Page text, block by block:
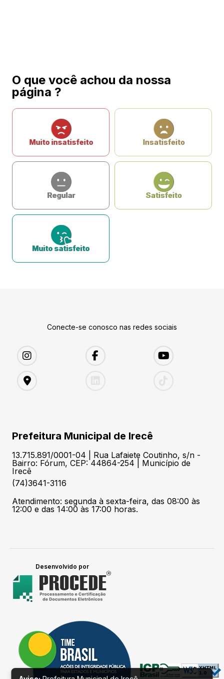
O que você achou da nossa
página ?
Muito insatisfeito Insatisfeito
Regular Satisfeito
Muito satisfeito
Conecte-se conosco nas redes sociais
Prefeitura Municipal de Irecê
13.715.891/0001-04 | Rua Lafaiete Coutinho, s/n -
Bairro: Fórum, CEP: 44864-254 | Município de
Irecê
(74)3641-3116
Atendimento: segunda à sexta-feira, das 08:00 às
12:00 e das 14:00 às 17:00 horas.
Desenvolvido por